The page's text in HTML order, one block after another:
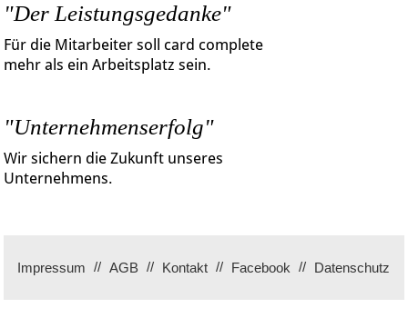
"Der Leistungsgedanke"
Für die Mitarbeiter soll card complete
mehr als ein Arbeitsplatz sein.
"Unternehmenserfolg"
Wir sichern die Zukunft unseres
Unternehmens.
Impressum AGB Kontakt Facebook Datenschutz